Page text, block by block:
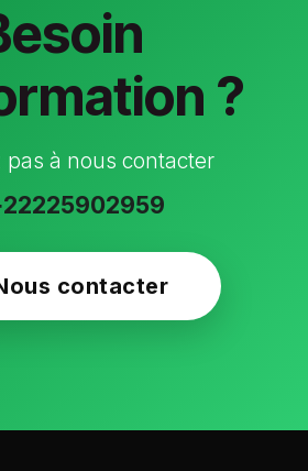
?
pas à nous contacter
contacter